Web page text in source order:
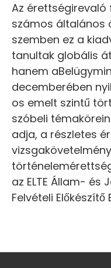
Az érettségirevaló
számos általános
szemben ez a
tanultak globális
hanem
decemberében
os emelt szintű
szóbeli
adja, a részletes
az ELTE Állam- és
Felvételi